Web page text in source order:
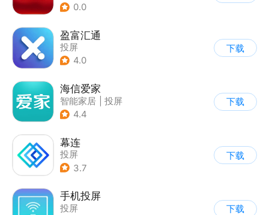
0.0
盈富汇通
投屏
4.0
下载
海信爱家
智能家居
投屏
4.4
下载
幕连
投屏
3.7
下载
手机投屏
投屏
下载